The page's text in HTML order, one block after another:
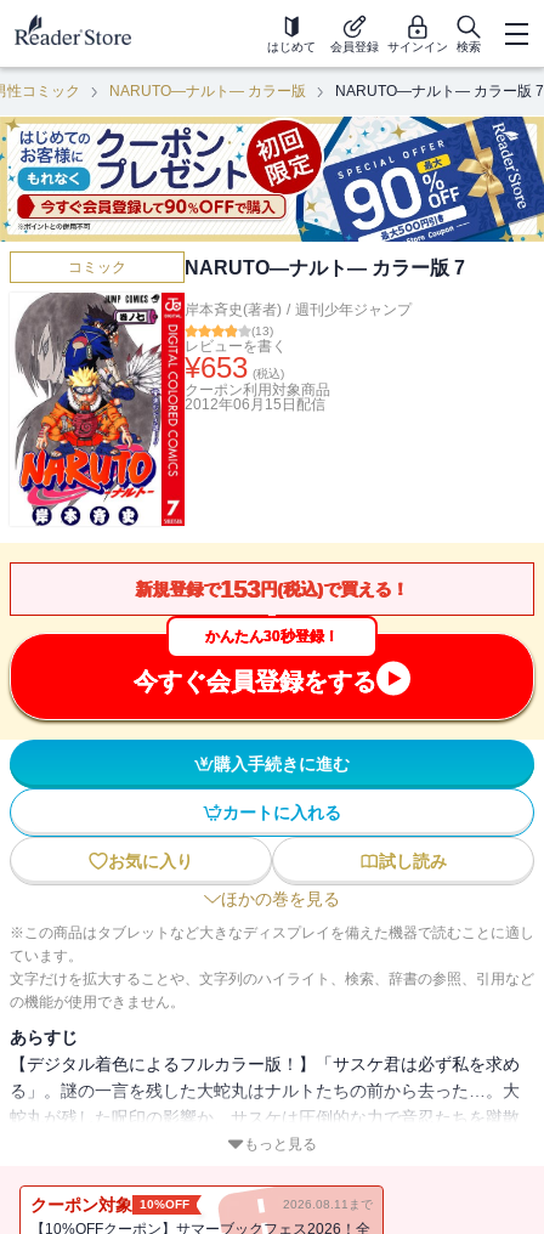
はじめて 会員登録 サインイン 検索
性コミック NARUTO―ナルト― カラー版 NARUTO―ナルト― カラー版 7
コミック NARUTO―ナルト― カラー版 7
岸本斉史(著者) / 週刊少年ジャンプ
(13)
レビューを書く
¥653 (税込)
クーポン利用対象商品
2012年06月15日 配信
新規登録で153円(税込)で買える！
かんたん30秒登録！
今すぐ会員登録をする
購入手続きに進む
カートに入れる
お気に入り
試し読み
ほかの巻を見る
※この商品はタブレットなど大きなディスプレイを備えた機器で読むことに適し
ています。
文字だけを拡大することや、文字列のハイライト、検索、辞書の参照、引用など
の機能が使用できません。
あらすじ
【デジタル着色によるフルカラー版！】「サスケ君は必ず私を求め
る」。謎の一言を残した大蛇丸はナルトたちの前から去った…。大
蛇丸が残した呪印の影響か、サスケは圧倒的な力で音忍たちを蹴散
らした。大蛇丸の目的は!? そして中忍選抜試験は続く…。
もっと見る
クーポン対象 10%OFF 2026.08.11まで
【10%OFFクーポン】サマーブックフェス2026！全